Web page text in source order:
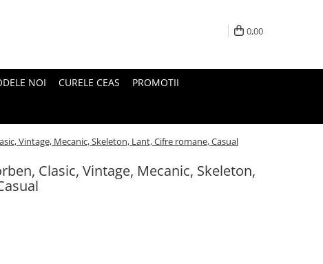
0,00
NOI CURELE CEAS PROMOTII
Vintage, Mecanic, Skeleton, Lant, Cifre romane, Casual
Clasic, Vintage, Mecanic, Skeleton,